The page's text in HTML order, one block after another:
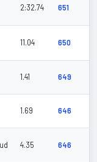
2:32.74 651
11.04 650
1.41 649
1.69 646
4.35 646